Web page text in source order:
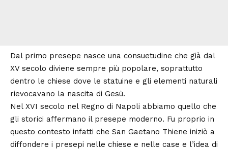
Dal primo presepe nasce una consuetudine che già dal
XV secolo diviene sempre più popolare, soprattutto
dentro le chiese dove le statuine e gli elementi naturali
rievocavano la nascita di Gesù.
Nel XVI secolo nel Regno di Napoli abbiamo quello che
gli storici affermano il presepe moderno. Fu proprio in
questo contesto infatti che San Gaetano Thiene iniziò a
diffondere i presepi nelle chiese e nelle case e l’idea di